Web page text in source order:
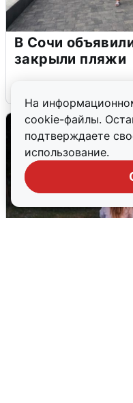
На
cookie-файлы.
подтверждаете
использование.
В Сочи
закрыли пляжи